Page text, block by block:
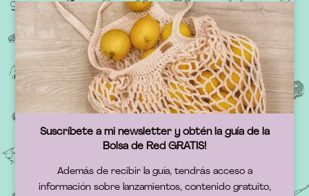
Suscríbete a mi newsletter y obtén la guía de la
Bolsa de Red GRATIS!
Además de recibir la guía, tendrás acceso a
información sobre lanzamientos, contenido gratuito,